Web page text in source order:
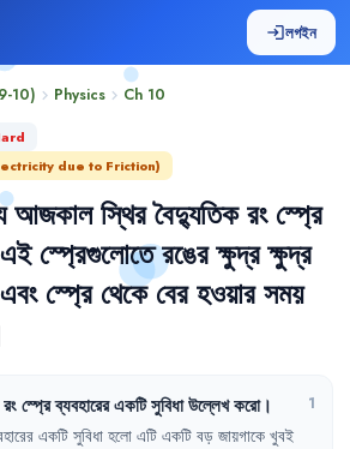
loginলগইন
10) chevron_right Physics chevron_right Ch 10
Electricity due to Friction)
আজকাল স্থির বৈদ্যুতিক রং স্প্রে
এই স্প্রেগুলোতে রঙের ক্ষুদ্র ক্ষুদ্র
এবং স্প্রে থেকে বের হওয়ার সময়
রংস্প্রেব্যবহারেরএকটিসুবিধাউল্লেখকরো। 1
একটি সুবিধা হলো এটি একটি বড় জায়গাকে খুবই